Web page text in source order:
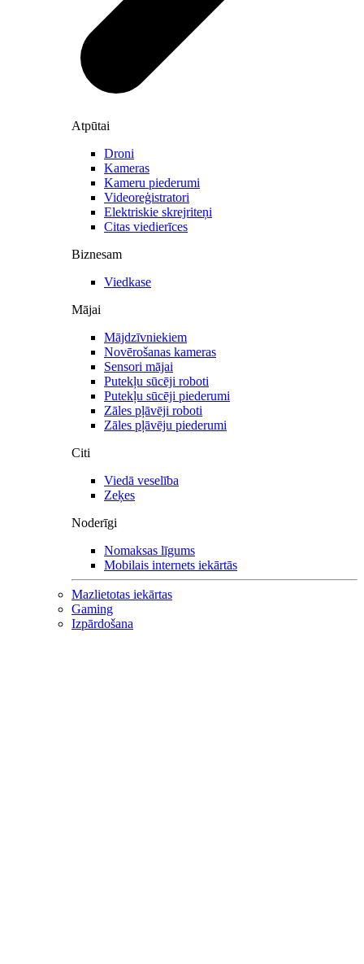
Atpūtai
Droni
Kameras
Kameru piederumi
Videoreģistratori
Elektriskie skrejriteņi
Citas viedierīces
Biznesam
Viedkase
Mājai
Mājdzīvniekiem
Novērošanas kameras
Sensori mājai
Putekļu sūcēji roboti
Putekļu sūcēji piederumi
Zāles pļāvēji roboti
Zāles pļāvēju piederumi
Citi
Viedā veselība
Zeķes
Noderīgi
Nomaksas līgums
Mobilais internets iekārtās
Mazlietotas iekārtas
Gaming
Izpārdošana